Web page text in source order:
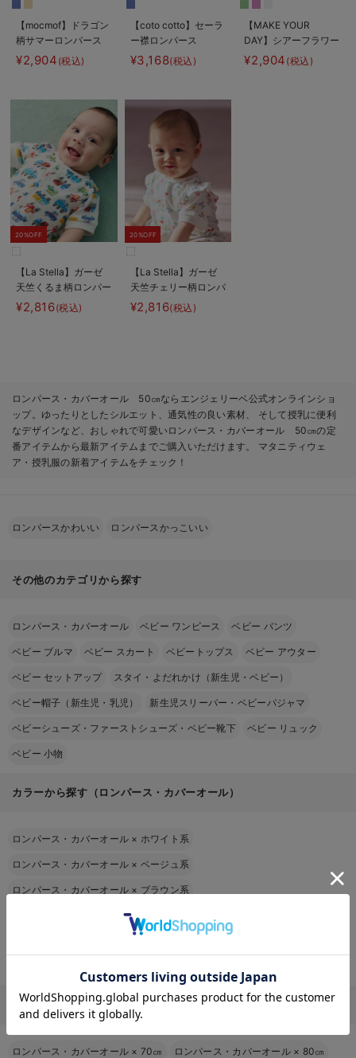
【mocmof】ドラゴン
柄サマーロンパース
¥2,904 (税込)
【coto cotto】セーラ
ー襟ロンパース
¥3,168(税込)
【MAKE YOUR
DAY】シアーフラワー
ロンパース
¥2,904 (税込)
20%OFF
【La Stella】ガーゼ
天竺くるま柄ロンパー
ス
¥2,816(税込)
20%OFF
【La Stella】ガーゼ
天竺チェリー柄ロンパ
ース
¥2,816(税込)
ロンパース・カバーオール 50㎝ならエンジェリーベ公式オンラインショ
ップ。ゆったりとしたシルエット、通気性の良い素材、 そして授乳に便利
なデザインなど、おしゃれで可愛いロンパース・カバーオール 50㎝の定
番アイテムから最新アイテムまでご購入いただけます。 マタニティウェ
ア・授乳服の新着アイテムをチェック！
ロンパースかわいい ロンパースかっこいい
その他のカテゴリから探す
ロンパース・カバーオール ベビー ワンピース ベビー パンツ
ベビー ブルマ ベビー スカート ベビートップス ベビー アウター
ベビー セットアップ スタイ・よだれかけ（新生児・ベビー）
ベビー帽子（新生児・乳児） 新生児スリーパー・ベビーパジャマ
ベビーシューズ・ファーストシューズ・ベビー靴下 ベビー リュック
ベビー 小物
カラーから探す（ロンパース・カバーオール）
ロンパース・カバーオール × ホワイト系
ロンパース・カバーオール × ベージュ系
ロンパース・カバーオール × ブラウン系
ロンパース・カバーオール ×
ロンパース・カバーオールをその他の条件から探す
ロンパース・カバーオール × 70㎝ ロンパース・カバーオール × 80㎝
お気に入り商品を確認する